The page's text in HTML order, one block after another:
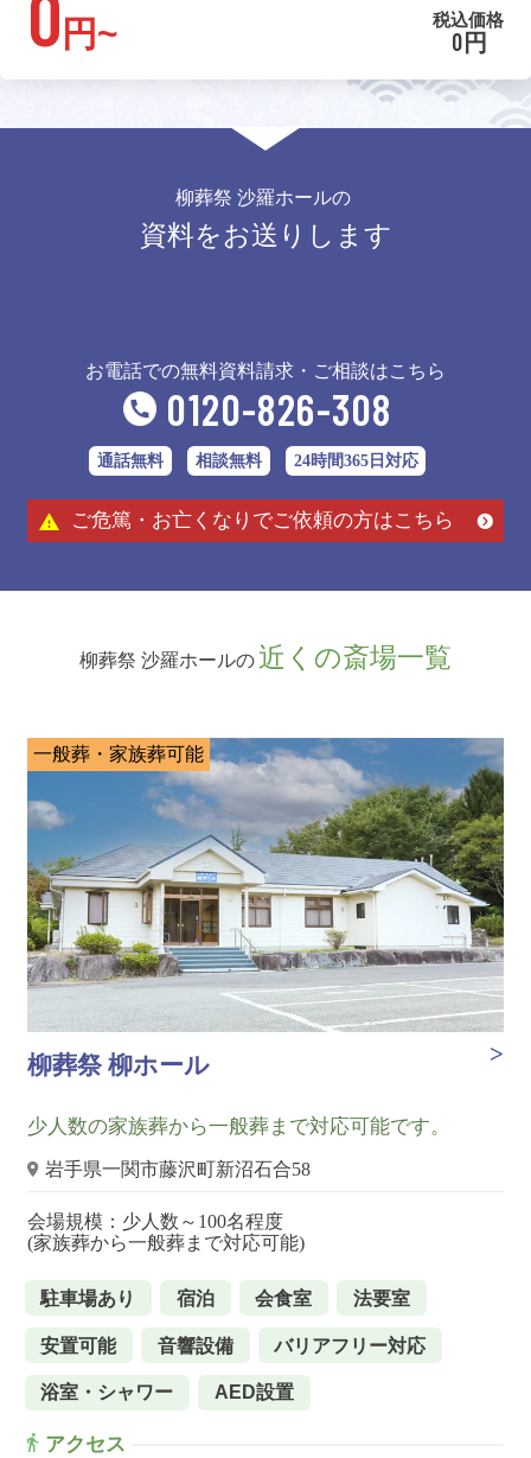
円~ 税込価格
0円
柳葬祭 沙羅ホールの
資料をお送りします
お電話での無料資料請求・ご相談はこちら
0120-826-308
通話無料 相談無料 24時間365日対応
ご危篤・お亡くなりでご依頼の方はこちら
柳葬祭 沙羅ホールの 近くの斎場一覧
一般葬・家族葬可能
柳葬祭 柳ホール
少人数の家族葬から一般葬まで対応可能です。
岩手県一関市藤沢町新沼石合58
会場規模：少人数～100名程度
(家族葬から一般葬まで対応可能)
駐車場あり 宿泊 会食室 法要室
安置可能 音響設備 バリアフリー対応
浴室・シャワー AED設置
アクセス